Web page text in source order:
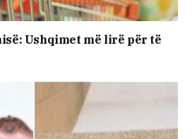
Ushqimet më lirë për të